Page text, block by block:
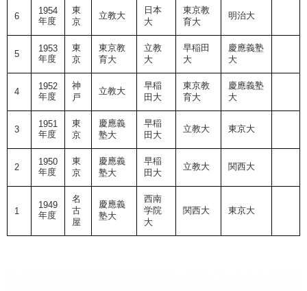
6
1954
年度
東
京
立教大
日本
大
東京教
育大
明治大
5
1953
年度
東
京
東京教
育大
立教
大
早稲田
大
慶應義塾
大
4
1952
年度
神
戸
立教大
早稲
田大
東京教
育大
慶應義塾
大
3
1951
年度
東
京
慶應義
塾大
早稲
田大
立教大 東京大
2
1950
年度
東
京
慶應義
塾大
早稲
田大
立教大 関西大
1
1949
年度
名
古
屋
慶應義
塾大
西南
学院
大
関西大 東京大